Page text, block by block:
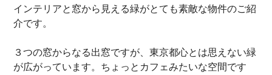
インテリアと窓から見える緑がとても素敵な物件のご紹
介です。
３つの窓からなる出窓ですが、東京都心とは思えない緑
が広がっています。ちょっとカフェみたいな空間です